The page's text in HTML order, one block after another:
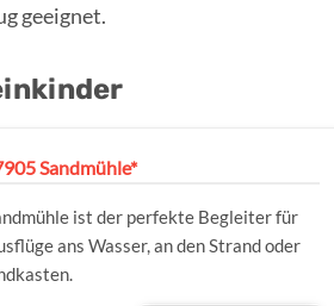
geeignet.
Sandmühle*
ist der perfekte Begleiter für
ans Wasser, an den Strand oder